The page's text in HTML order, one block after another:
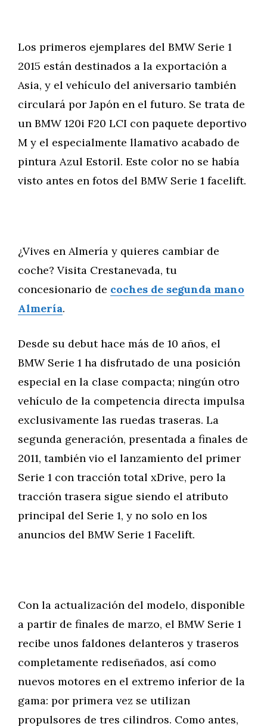
Los primeros ejemplares del BMW Serie 1
2015 están destinados a la exportación a
Asia, y el vehículo del aniversario también
circulará por Japón en el futuro. Se trata de
un BMW 120i F20 LCI con paquete deportivo
M y el especialmente llamativo acabado de
pintura Azul Estoril. Este color no se había
visto antes en fotos del BMW Serie 1 facelift.
¿Vives en Almería y quieres cambiar de
coche? Visita Crestanevada, tu
concesionario de coches de segunda mano
Almería.
Desde su debut hace más de 10 años, el
BMW Serie 1 ha disfrutado de una posición
especial en la clase compacta; ningún otro
vehículo de la competencia directa impulsa
exclusivamente las ruedas traseras. La
segunda generación, presentada a finales de
2011, también vio el lanzamiento del primer
Serie 1 con tracción total xDrive, pero la
tracción trasera sigue siendo el atributo
principal del Serie 1, y no solo en los
anuncios del BMW Serie 1 Facelift.
Con la actualización del modelo, disponible
a partir de finales de marzo, el BMW Serie 1
recibe unos faldones delanteros y traseros
completamente rediseñados, así como
nuevos motores en el extremo inferior de la
gama: por primera vez se utilizan
propulsores de tres cilindros. Como antes,